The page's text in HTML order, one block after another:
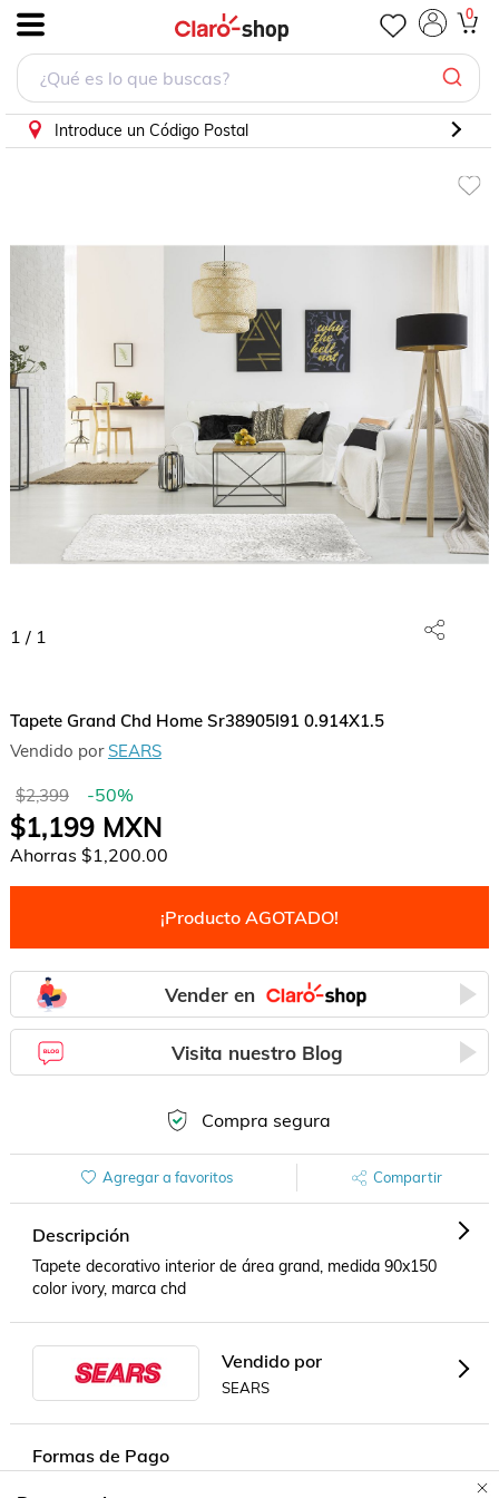
0
Introduce un Código Postal
1 / 1
Tapete Grand Chd Home Sr38905I91 0.914X1.5
Vendido por SEARS
$2,399 -50%
$1,199MXN
Ahorras $1,200.00
¡Producto AGOTADO!
Vender en
Visita nuestro Blog
Compra segura
Agregar a favoritos Compartir
Descripción
Tapete decorativo interior de área grand, medida 90x150
color ivory, marca chd
Vendido por
SEARS
Formas de Pago
Tapete Grand Chd Home Sr38905I91 0.914X1.5